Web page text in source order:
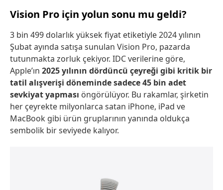
Vision Pro için yolun sonu mu geldi?
3 bin 499 dolarlık yüksek fiyat etiketiyle 2024 yılının
Şubat ayında satışa sunulan Vision Pro, pazarda
tutunmakta zorluk çekiyor. IDC verilerine göre,
Apple’ın 2025 yılının dördüncü çeyreği gibi kritik bir
tatil alışverişi döneminde sadece 45 bin adet
sevkiyat yapması öngörülüyor. Bu rakamlar, şirketin
her çeyrekte milyonlarca satan iPhone, iPad ve
MacBook gibi ürün gruplarının yanında oldukça
sembolik bir seviyede kalıyor.